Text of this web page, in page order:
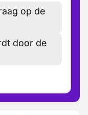
op de
door de